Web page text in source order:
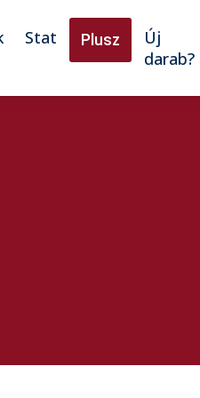
Stat Plusz
Új
darab?